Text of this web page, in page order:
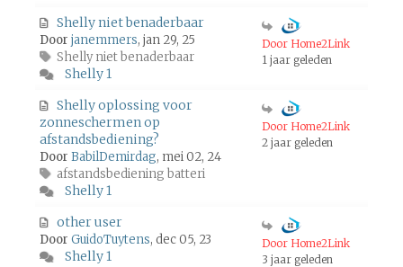
Shelly niet benaderbaar
Door janemmers, jan 29, 25
Shelly niet benaderbaar
Shelly 1
Door Home2Link
1 jaar geleden
Shelly oplossing voor
zonneschermen op
afstandsbediening?
Door BabilDemirdag, mei 02, 24
afstandsbediening batteri
Shelly 1
Door Home2Link
2 jaar geleden
other user
Door GuidoTuytens, dec 05, 23
Shelly 1
Door Home2Link
3 jaar geleden